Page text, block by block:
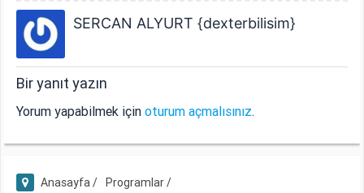
SERCAN ALYURT {dexterbilisim}
Bir yanıt yazın
Yorum yapabilmek içinoturum açmalısınız.
Anasayfa / Programlar /